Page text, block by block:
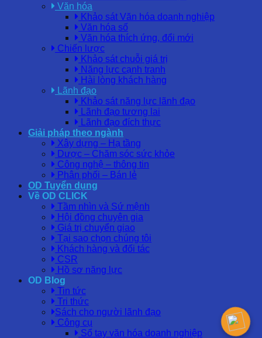
Văn hóa
Khảo sát Văn hóa doanh nghiệp
Văn hóa số
Văn hóa thích ứng, đổi mới
Chiến lược
Khảo sát chuỗi giá trị
Năng lực cạnh tranh
Hài lòng khách hàng
Lãnh đạo
Khảo sát năng lực lãnh đạo
Lãnh đạo tương lai
Lãnh đạo đích thực
Giải pháp theo ngành
Xây dựng – Hạ tầng
Dược – Chăm sóc sức khỏe
Công nghệ – thông tin
Phân phối – Bán lẻ
OD Tuyển dụng
Về OD CLICK
Tầm nhìn và Sứ mệnh
Hội đồng chuyên gia
Giá trị chuyển giao
Tại sao chọn chúng tôi
Khách hàng và đối tác
CSR
Hồ sơ năng lực
OD Blog
Tin tức
Tri thức
Sách cho người lãnh đạo
Công cụ
Sổ tay văn hóa doanh nghiệp